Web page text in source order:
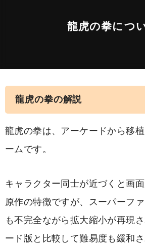
龍虎の拳につ
龍虎の拳の解説
龍虎の拳は、アーケードから移
ームです。
キャラクター同士が近づくと画
原作の特徴ですが、スーパーフ
も不完全ながら拡大縮小が再現
ード版と比較して難易度も緩和さ